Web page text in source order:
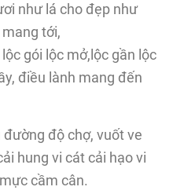
như lá cho đẹp như
tới,
gói lộc mở,lộc gần lộc
điều lành mang đến
độ chợ, vuốt ve
hung vi cát cải hạo vi
cầm cân.